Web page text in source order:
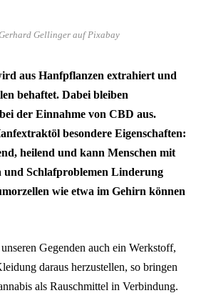
Gellinger auf Pixabay
aus Hanfpflanzen extrahiert und
behaftet. Dabei bleiben
der Einnahme von CBD aus.
besondere Eigenschaften:
heilend und kann Menschen mit
Schlafproblemen Linderung
wie etwa im Gehirn können
Gegenden auch ein Werkstoff,
daraus herzustellen, so bringen
als Rauschmittel in Verbindung.